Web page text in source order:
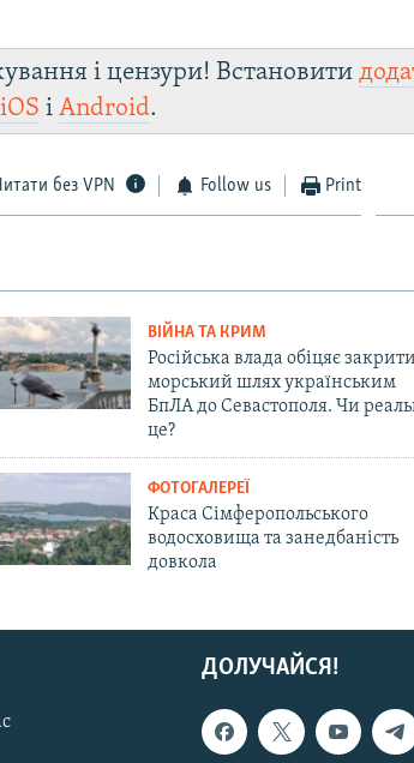
і цензури! Встановити
iOS іAndroid.
без VPN Follow us Print
ВІЙНА ТА КРИМ
Російська влада обіцяє закрити
морський шлях українським
БпЛА до Севастополя. Чи
це?
ФОТОГАЛЕРЕЇ
Краса Сімферопольського
водосховища та занедбаність
довкола
ДОЛУЧАЙСЯ!